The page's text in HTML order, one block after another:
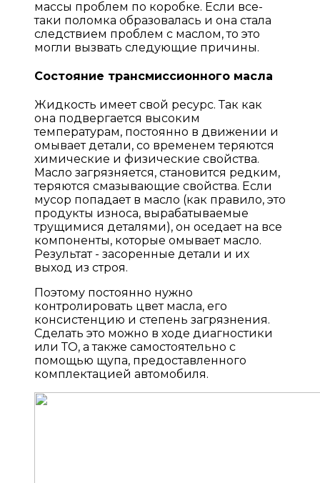
массы проблем по коробке. Если все-
таки поломка образовалась и она стала
следствием проблем с маслом, то это
могли вызвать следующие причины.
Состояние трансмиссионного масла
Жидкость имеет свой ресурс. Так как
она подвергается высоким
температурам, постоянно в движении и
омывает детали, со временем теряются
химические и физические свойства.
Масло загрязняется, становится редким,
теряются смазывающие свойства. Если
мусор попадает в масло (как правило, это
продукты износа, вырабатываемые
трущимися деталями), он оседает на все
компоненты, которые омывает масло.
Результат - засоренные детали и их
выход из строя.
Поэтому постоянно нужно
контролировать цвет масла, его
консистенцию и степень загрязнения.
Сделать это можно в ходе диагностики
или ТО, а также самостоятельно с
помощью щупа, предоставленного
комплектацией автомобиля.